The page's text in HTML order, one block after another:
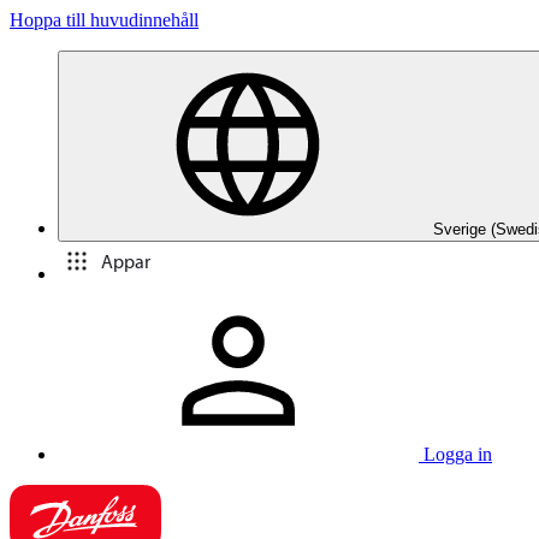
Hoppa till huvudinnehåll
Sverige
Appar
Logga in